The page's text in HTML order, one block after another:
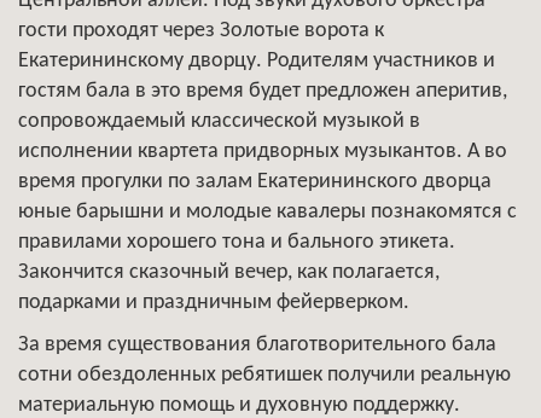
гости проходят через Золотые ворота к
Екатерининскому дворцу. Родителям участников и
гостям бала в это время будет предложен аперитив,
сопровождаемый классической музыкой в
исполнении квартета придворных музыкантов. А во
время прогулки по залам Екатерининского дворца
юные барышни и молодые кавалеры познакомятся с
правилами хорошего тона и бального этикета.
Закончится сказочный вечер, как полагается,
подарками и праздничным фейерверком.
За время существования благотворительного бала
сотни обездоленных ребятишек получили реальную
материальную помощь и духовную поддержку.